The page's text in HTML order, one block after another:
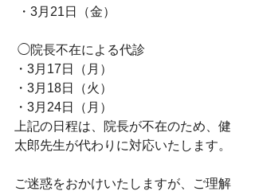
・3月21日（金）
◯院長不在による代診
・3月17日（月）
・3月18日（火）
・3月24日（月）
上記の日程は、院長が不在のため、健
太郎先生が代わりに対応いたします。
ご迷惑をおかけいたしますが、ご理解